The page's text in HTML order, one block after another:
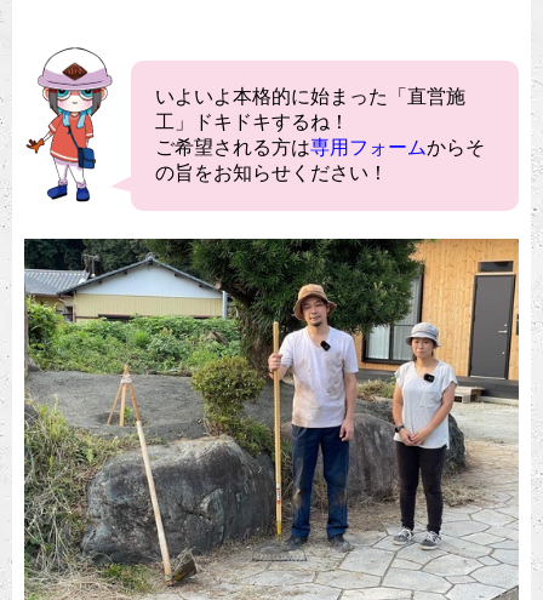
いよいよ本格的に始まった「直営施
工」ドキドキするね！
ご希望される方は専用フォームからそ
の旨をお知らせください！